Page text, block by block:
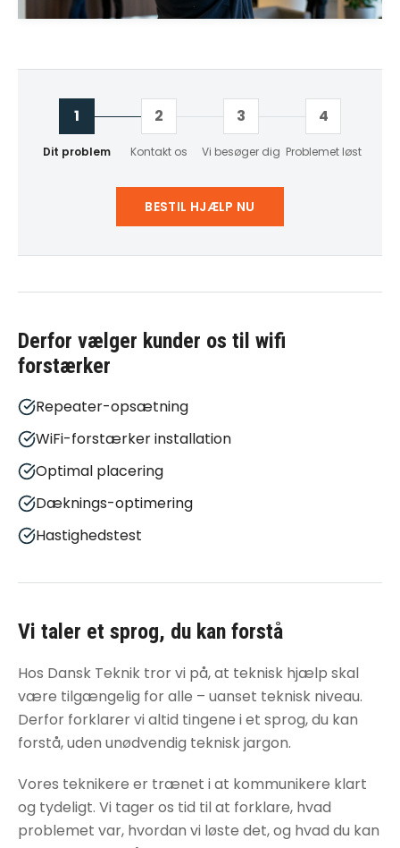
1
Dit problem
2
Kontakt os
3
Vi besøger dig
4
Problemet løst
BESTIL HJÆLP NU
Derfor vælger kunder os til wifi
forstærker
Repeater-opsætning
WiFi-forstærker installation
Optimal placering
Dæknings-optimering
Hastighedstest
Vi taler et sprog, du kan forstå
Hos Dansk Teknik tror vi på, at teknisk hjælp skal
være tilgængelig for alle – uanset teknisk niveau.
Derfor forklarer vi altid tingene i et sprog, du kan
forstå, uden unødvendig teknisk jargon.
Vores teknikere er trænet i at kommunikere klart
og tydeligt. Vi tager os tid til at forklare, hvad
problemet var, hvordan vi løste det, og hvad du kan